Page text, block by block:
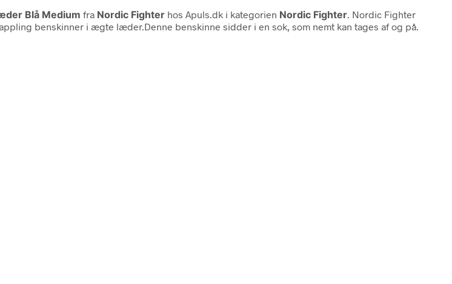
Blå Medium fra Nordic Fighter hos Apuls.dk i kategorien Nordic Fighter . Nordic Fighter
benskinner i ægte læder.Denne benskinne sidder i en sok, som nemt kan tages af og på.